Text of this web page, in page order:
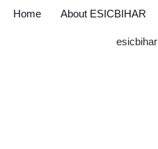
Home About ESICBIHAR
esicbihar